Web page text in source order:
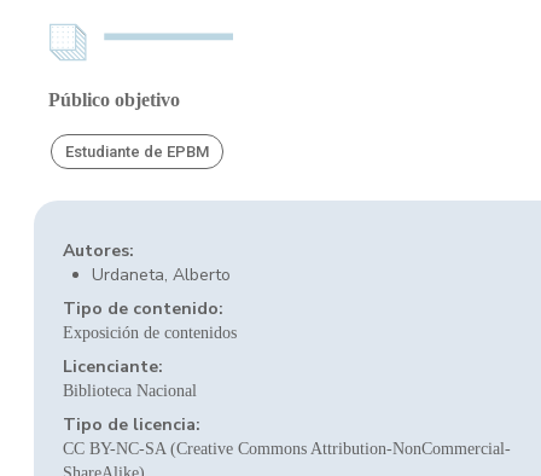
Público objetivo
Estudiante de EPBM
Autores:
Urdaneta, Alberto
Tipo de contenido:
Exposición de contenidos
Licenciante:
Biblioteca Nacional
Tipo de licencia:
CC BY-NC-SA (Creative Commons Attribution-NonCommercial-